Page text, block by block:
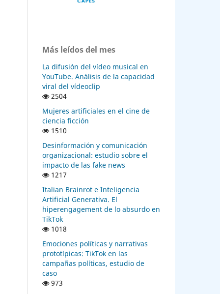
Más leídos del mes
La difusión del vídeo musical en
YouTube. Análisis de la capacidad
viral del vídeoclip
2504
Mujeres artificiales en el cine de
ciencia ficción
1510
Desinformación y comunicación
organizacional: estudio sobre el
impacto de las fake news
1217
Italian Brainrot e Inteligencia
Artificial Generativa. El
hiperengagement de lo absurdo en
TikTok
1018
Emociones políticas y narrativas
prototípicas: TikTok en las
campañas políticas, estudio de
caso
973